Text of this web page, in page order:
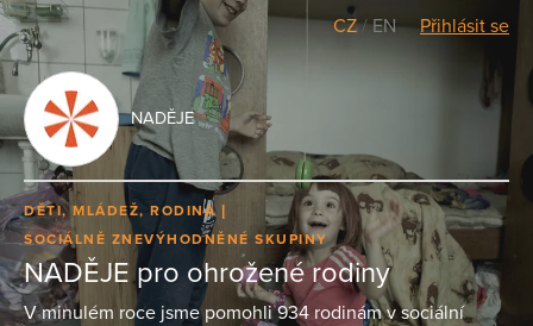
CZ/EN Přihlásit se
NADĚJE
DĚTI, MLÁDEŽ, RODINA
SOCIÁLNĚ ZNEVÝHODNĚNÉ SKUPINY
NADĚJE pro ohrožené rodiny
V minulém roce jsme pomohli 934 rodinám v sociální